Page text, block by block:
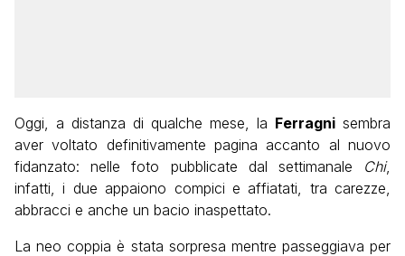
Oggi, a distanza di qualche mese, la Ferragni sembra
aver voltato definitivamente pagina accanto al nuovo
fidanzato: nelle foto pubblicate dal settimanale Chi,
infatti, i due appaiono compici e affiatati, tra carezze,
abbracci e anche un bacio inaspettato.
La neo coppia è stata sorpresa mentre passeggiava per